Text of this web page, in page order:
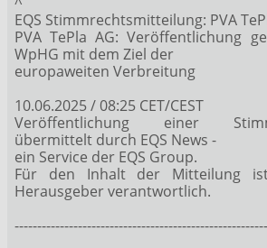
EQS Stimmrechtsmitteilung: PVA
PVA TePla AG: Veröffentlichung
WpHG mit dem Ziel der
europaweiten Verbreitung
10.06.2025 / 08:25 CET/CEST
Veröffentlichung einer
übermittelt durch EQS News -
ein Service der EQS Group.
Für den Inhalt der Mitteilung
Herausgeber verantwortlich.